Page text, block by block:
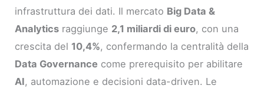
infrastruttura dei dati. Il mercato Big Data &
Analytics raggiunge 2,1 miliardi di euro, con una
crescita del 10,4%, confermando la centralità della
Data Governance come prerequisito per abilitare
AI, automazione e decisioni data-driven. Le